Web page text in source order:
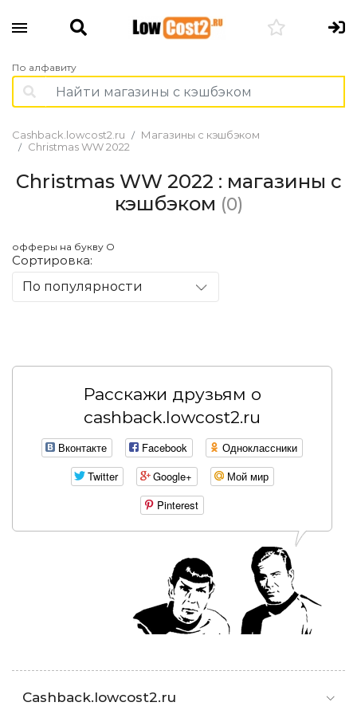
По алфавиту
Cashback.lowcost2.ru
Магазины с кэшбэком
Christmas WW 2022
Christmas WW 2022 : магазины с
кэшбэком (0)
офферы на букву O
Сортировка:
По популярности
Расскажи друзьям о
cashback.lowcost2.ru
Вконтакте Facebook
Одноклассники
Twitter
Google+
Мой мир
Pinterest
Cashback.lowcost2.ru